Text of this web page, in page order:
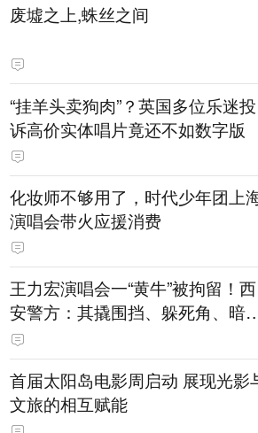
废墟之上,蛛丝之间
“挂羊头卖狗肉”？英国多位乐迷投
诉高价实体唱片竟还不如数字版
化妆师不够用了，时代少年团上
演唱会带火应援消费
王力宏演唱会一“黄牛”被拘留！西
安警方：其撬围挡、躲死角、暗
带10人入场
首届太阳岛电影周启动 展现光影
文旅的相互赋能